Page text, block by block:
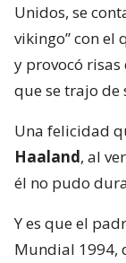
Unidos, se
vikingo” con el
y provocó risas
que se trajo de
Una felicidad
Haaland, al
él no pudo
Y es que el
Mundial 1994,